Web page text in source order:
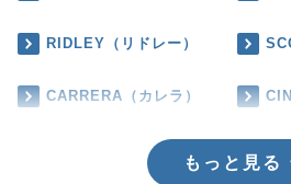
RIDLEY（リドレー）
CARRERA（カレラ）
もっと見る